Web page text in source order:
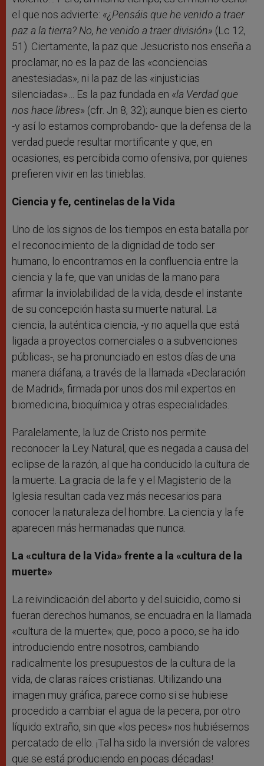
el que nos advierte: «¿Pensáis que he venido a traer
paz a la tierra? No, he venido a traer división» (Lc 12,
51). Ciertamente, la paz que Jesucristo nos enseña a
proclamar, no es la paz de las «conciencias
anestesiadas», ni la paz de las «injusticias
silenciadas»… Es la paz fundada en «la Verdad que
nos hace libres» (cfr. Jn 8, 32); aunque bien es cierto
-y así lo estamos comprobando- que la defensa de la
verdad puede resultar mortificante y que, en
ocasiones, es percibida como ofensiva, por quienes
prefieren vivir en las tinieblas.
Ciencia y fe, centinelas de la Vida
Uno de los signos de los tiempos en esta batalla por
el reconocimiento de la dignidad de todo ser
humano, lo encontramos en la confluencia entre la
ciencia y la fe, que van unidas de la mano para
afirmar la inviolabilidad de la vida, desde el instante
de su concepción hasta su muerte natural. La
ciencia, la auténtica ciencia, -y no aquella que está
ligada a proyectos comerciales o a subvenciones
públicas-, se ha pronunciado en estos días de una
manera diáfana, a través de la llamada «Declaración
de Madrid», firmada por unos dos mil expertos en
biomedicina, bioquímica y otras especialidades.
Paralelamente, la luz de Cristo nos permite
reconocer la Ley Natural, que es negada a causa del
eclipse de la razón, al que ha conducido la cultura de
la muerte. La gracia de la fe y el Magisterio de la
Iglesia resultan cada vez más necesarios para
conocer la naturaleza del hombre. La ciencia y la fe
aparecen más hermanadas que nunca.
La «cultura de la Vida» frente a la «cultura de la
muerte»
La reivindicación del aborto y del suicidio, como si
fueran derechos humanos, se encuadra en la llamada
«cultura de la muerte»; que, poco a poco, se ha ido
introduciendo entre nosotros, cambiando
radicalmente los presupuestos de la cultura de la
vida, de claras raíces cristianas. Utilizando una
imagen muy gráfica, parece como si se hubiese
procedido a cambiar el agua de la pecera, por otro
líquido extraño, sin que «los peces» nos hubiésemos
percatado de ello. ¡Tal ha sido la inversión de valores
que se está produciendo en pocas décadas!